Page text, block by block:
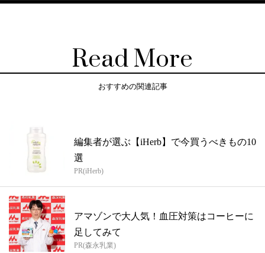
Read More
おすすめの関連記事
編集者が選ぶ【iHerb】で今買うべきもの10
選
PR(iHerb)
アマゾンで大人気！血圧対策はコーヒーに
足してみて
PR(森永乳業)